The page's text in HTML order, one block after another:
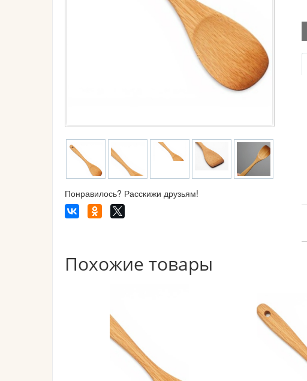
Понравилось? Расскижи друзьям!
Похожие товары